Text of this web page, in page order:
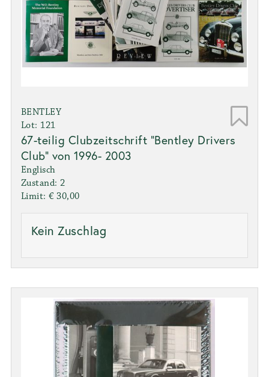
BENTLEY
Lot: 121
67-teilig Clubzeitschrift "Bentley Drivers
Club" von 1996- 2003
Englisch
Zustand: 2
Limit: € 30,00
Kein Zuschlag